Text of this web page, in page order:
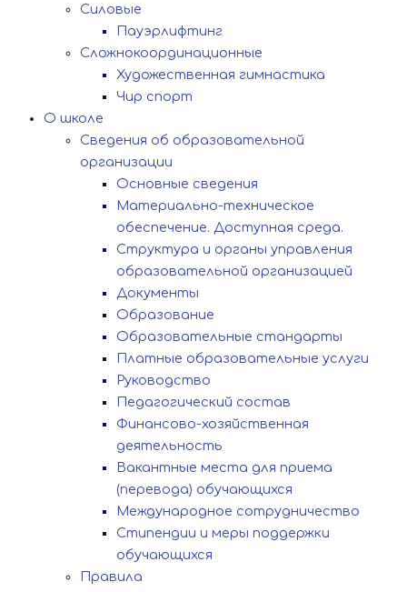
Силовые
Пауэрлифтинг
Сложнокоординационные
Художественная гимнастика
Чир спорт
О школе
Сведения об образовательной
организации
Основные сведения
Материально-техническое
обеспечение. Доступная среда.
Структура и органы управления
образовательной организацией
Документы
Образование
Образовательные стандарты
Платные образовательные услуги
Руководство
Педагогический состав
Финансово-хозяйственная
деятельность
Вакантные места для приема
(перевода) обучающихся
Международное сотрудничество
Стипендии и меры поддержки
обучающихся
Правила